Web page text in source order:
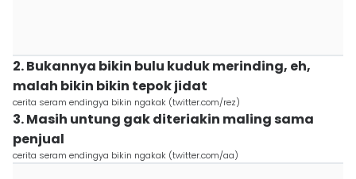
2. Bukannya bikin bulu kuduk merinding, eh,
malah bikin bikin tepok jidat
cerita seram endingya bikin ngakak (twitter.com/rez)
3. Masih untung gak diteriakin maling sama
penjual
cerita seram endingya bikin ngakak (twitter.com/aa)